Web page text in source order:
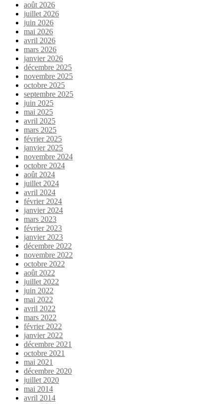
août 2026
juillet 2026
juin 2026
mai 2026
avril 2026
mars 2026
janvier 2026
décembre 2025
novembre 2025
octobre 2025
septembre 2025
juin 2025
mai 2025
avril 2025
mars 2025
février 2025
janvier 2025
novembre 2024
octobre 2024
août 2024
juillet 2024
avril 2024
février 2024
janvier 2024
mars 2023
février 2023
janvier 2023
décembre 2022
novembre 2022
octobre 2022
août 2022
juillet 2022
juin 2022
mai 2022
avril 2022
mars 2022
février 2022
janvier 2022
décembre 2021
octobre 2021
mai 2021
décembre 2020
juillet 2020
mai 2014
avril 2014